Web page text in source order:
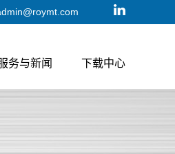
务与新闻 下载中心